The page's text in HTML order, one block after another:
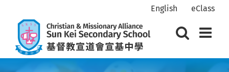
content
English eClass